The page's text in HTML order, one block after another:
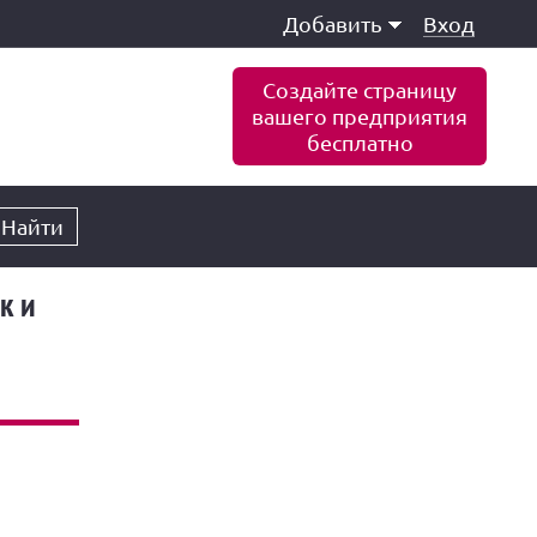
Добавить Вход
Создайте страницу
вашего предприятия
бесплатно
Найти
и